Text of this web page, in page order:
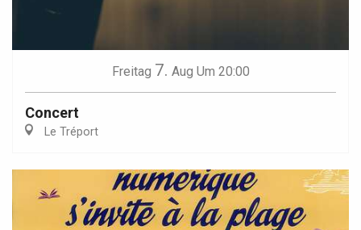
Freitag 7. Aug Um 20:00
Concert
Le Tréport